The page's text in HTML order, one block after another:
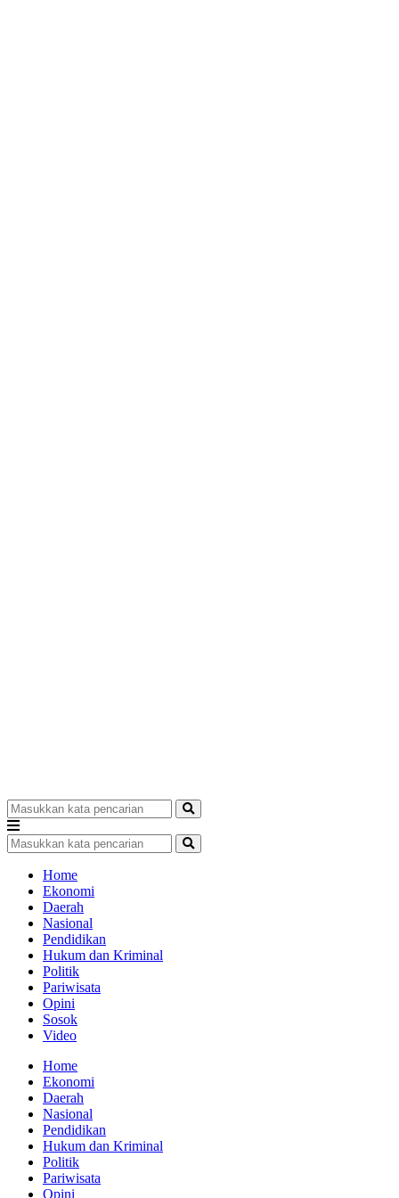
Home
Ekonomi
Daerah
Nasional
Pendidikan
Hukum dan Kriminal
Politik
Pariwisata
Opini
Sosok
Video
Home
Ekonomi
Daerah
Nasional
Pendidikan
Hukum dan Kriminal
Politik
Pariwisata
Opini